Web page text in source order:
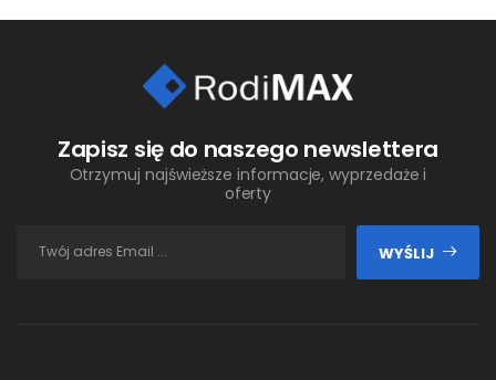
Zapisz się do naszego newslettera
Otrzymuj najświeższe informacje, wyprzedaże i
oferty
WYŚLIJ